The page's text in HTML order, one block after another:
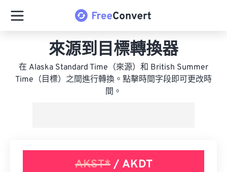
來源到目標轉換器
在 Alaska Standard Time（來源）和 British Summer
Time（目標）之間進行轉換。點擊時間字段即可更改時
間。
AKST*/ AKDT